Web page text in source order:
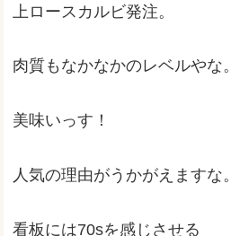
上ロースカルビ発注。
肉質もなかなかのレベルやな。
美味いっす！
人気の理由がうかがえますな。
看板には70sを感じさせる